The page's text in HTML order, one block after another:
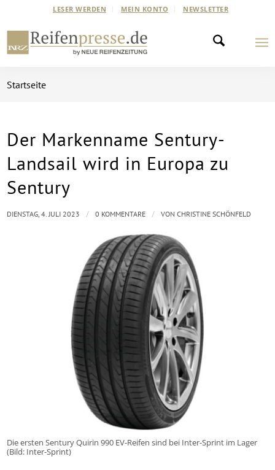
LESER WERDEN MEIN KONTO NEWSLETTER
Startseite
Der Markenname Sentury-
Landsail wird in Europa zu
Sentury
Die ersten Sentury Quirin 990 EV-Reifen sind bei Inter-Sprint im Lager
(Bild: Inter-Sprint)
DIENSTAG, 4. JULI 2023 / 0 KOMMENTARE / VONCHRISTINE SCHÖNFELD